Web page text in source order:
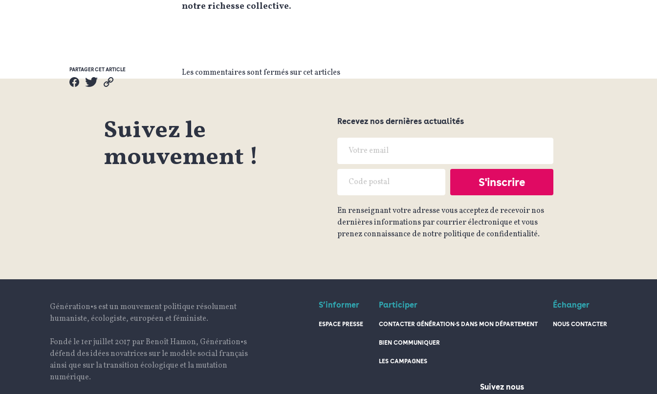
notre richesse collective.
PARTAGER CET ARTICLE Les commentaires sont fermés sur cet articles
Suivez le
mouvement !
Recevez nos dernières actualités
En renseignant votre adresse vous acceptez de recevoir nos
dernières informations par courrier électronique et vous
prenez connaissance de notre politique de confidentialité.
Génération•s est un mouvement politique résolument
humaniste, écologiste, européen et féministe.
Fondé le 1er juillet 2017 par Benoît Hamon, Génération•s
défend des idées novatrices sur le modèle social français
ainsi que sur la transition écologique et la mutation
numérique.
S’informer
ESPACE PRESSE
Participer
CONTACTER GÉNÉRATION·S DANS MON DÉPARTEMENT
BIEN COMMUNIQUER
LES CAMPAGNES
Échanger
NOUS CONTACTER
Suivez nous